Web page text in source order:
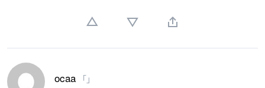
ocaa 「」